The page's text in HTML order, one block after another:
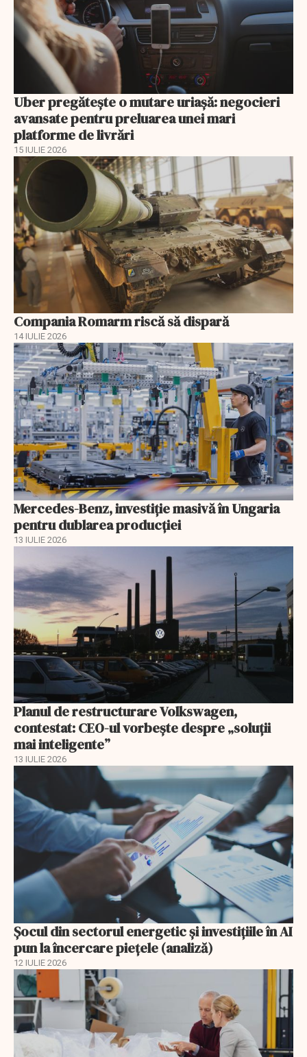
Uber pregătește o mutare uriașă: negocieri
avansate pentru preluarea unei mari
platforme de livrări
15 IULIE 2026
Compania Romarm riscă să dispară
14 IULIE 2026
Mercedes-Benz, investiție masivă în Ungaria
pentru dublarea producției
13 IULIE 2026
Planul de restructurare Volkswagen,
contestat: CEO-ul vorbește despre „soluții
mai inteligente”
13 IULIE 2026
Șocul din sectorul energetic și investițiile în AI
pun la încercare piețele (analiză)
12 IULIE 2026
EXCLUSIV